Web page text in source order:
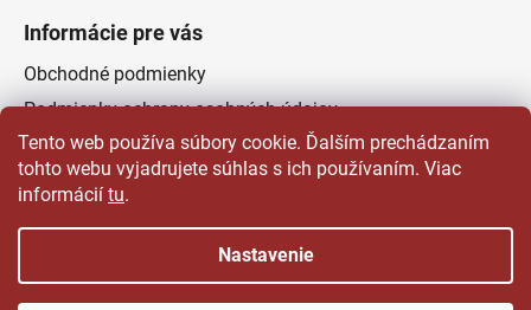
Tento web používa súbory cookie. Ďalším prechádzaním
tohto webu vyjadrujete súhlas s ich používaním. Viac
informácií tu.
Nastavenie
Informácie pre vás
Obchodné podmienky
Podmienky ochrany osobných údajov
Odstúpenie od zmluvy
Kontakty